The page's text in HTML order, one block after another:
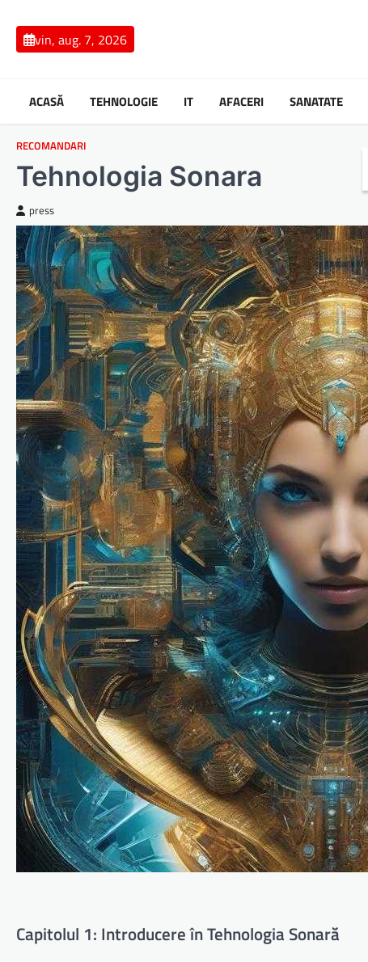
contentvin, aug. 7, 2026
ACASĂ TEHNOLOGIE IT AFACERI SANATATE
RECOMANDARI
Tehnologia Sonara
press
Capitolul 1: Introducere în Tehnologia Sonară